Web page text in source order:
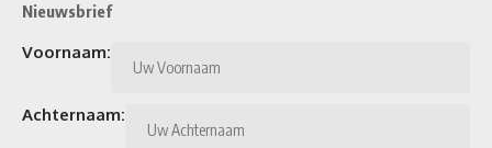
Nieuwsbrief
Voornaam:
Achternaam: